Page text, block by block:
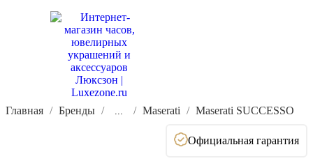
Главная Бренды ... Maserati Maserati SUCCESSO
Официальная гарантия